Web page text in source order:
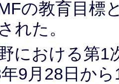
の教育目標
れた。
における第1
9月28日か